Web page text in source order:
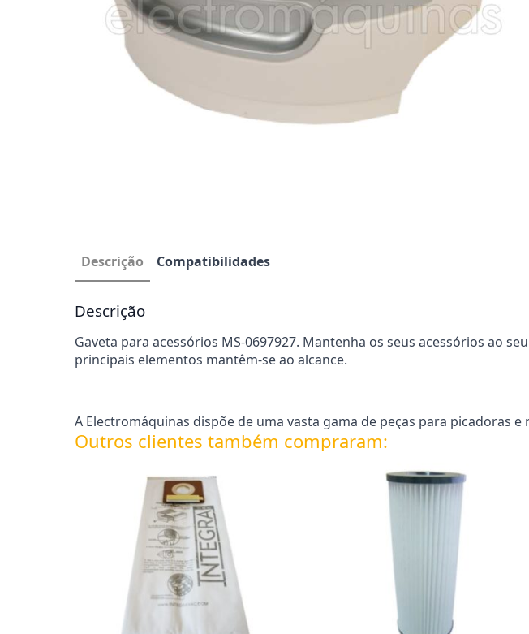
Descrição Compatibilidades
Descrição
Gaveta para acessórios MS-0697927. Mantenha os seus acessórios ao
principais elementos mantêm-se ao alcance.
A Electromáquinas dispõe de uma vasta gama de peças para picadoras
Outros clientes também compraram: